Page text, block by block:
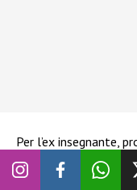
Per l’ex insegnante,
l’inizio di una nuova
storia del collo del